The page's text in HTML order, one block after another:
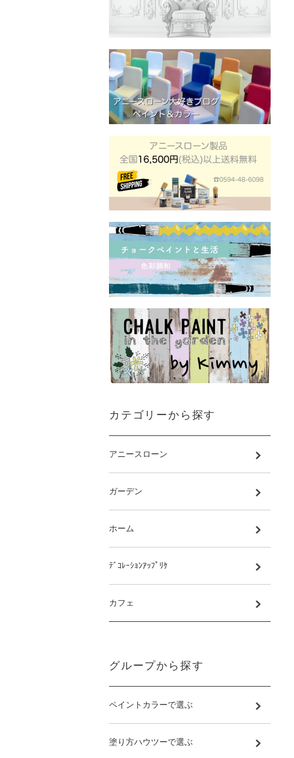
カテゴリーから探す
アニースローン
ガーデン
ホーム
ﾃﾞｺﾚｰｼｮﾝｱｯﾌﾟﾘｹ
カフェ
グループから探す
ペイントカラーで選ぶ
塗り方ハウツーで選ぶ